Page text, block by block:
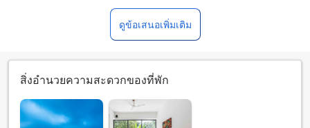
ดูข้อเสนอเพิ่มเติม
สิ่งอำนวยความสะดวกของที่พัก